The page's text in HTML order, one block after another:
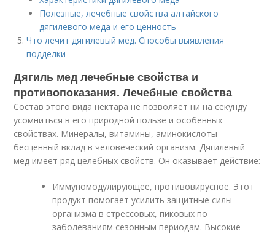
Полезные, лечебные свойства алтайского
дягилевого меда и его ценность
Что лечит дягилевый мед. Способы выявления
подделки
Дягиль мед лечебные свойства и
противопоказания. Лечебные свойства
Состав этого вида нектара не позволяет ни на секунду
усомниться в его природной пользе и особенных
свойствах. Минералы, витамины, аминокислоты –
бесценный вклад в человеческий организм. Дягилевый
мед имеет ряд целебных свойств. Он оказывает действие:
Иммуномодулирующее, противовирусное. Этот
продукт помогает усилить защитные силы
организма в стрессовых, пиковых по
заболеваниям сезонным периодам. Высокие